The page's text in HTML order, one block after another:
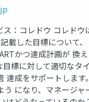
ス：コレドウ コレド
載した目標について
かつ達成計画が 換
目標に対して適切な
達成をサポートしま
う になり、マネージ